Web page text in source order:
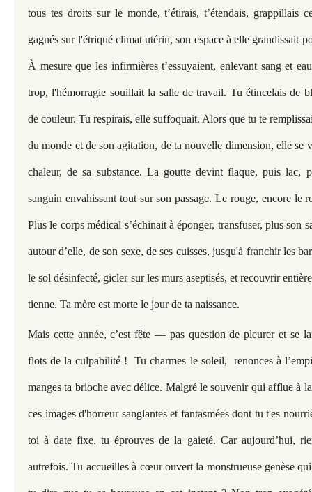
tous tes droits sur le monde, t’étirais, t’étendais, grappillais
gagnés sur l'étriqué climat utérin, son espace à elle grandissait
À mesure que les infirmières t’essuyaient, enlevant sang et
trop, l'hémorragie souillait la salle de travail. Tu étincelais de
de couleur. Tu respirais, elle suffoquait. Alors que tu te
du monde et de son agitation, de ta nouvelle dimension, elle se
chaleur, de sa substance. La goutte devint flaque, puis lac,
sanguin envahissant tout sur son passage. Le rouge, encore le
Plus le corps médical s’échinait à éponger, transfuser, plus son
autour d’elle, de son sexe, de ses cuisses, jusqu'à franchir les
le sol désinfecté, gicler sur les murs aseptisés, et recouvrir
tienne. Ta mère est morte le jour de ta naissance.
Mais cette année, c’est fête — pas question de pleurer et se
flots de la culpabilité ! Tu charmes le soleil, renonces à
manges ta brioche avec délice. Malgré le souvenir qui afflue à
ces images d'horreur sanglantes et fantasmées dont tu t'es
toi à date fixe, tu éprouves de la gaieté. Car aujourd’hui,
autrefois. Tu accueilles à cœur ouvert la monstrueuse genèse